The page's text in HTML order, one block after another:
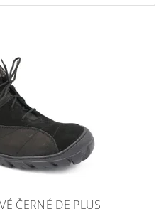
ČERNÉ DE PLUS